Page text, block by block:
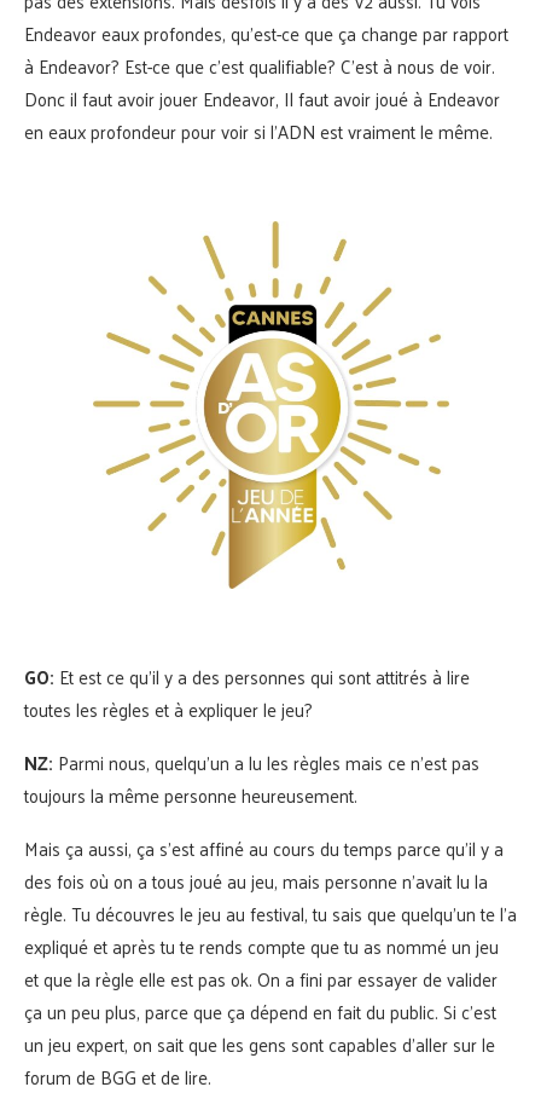
Endeavor eaux profondes, qu’est-ce que ça change par rapport
à Endeavor? Est-ce que c’est qualifiable? C’est à nous de voir.
Donc il faut avoir jouer Endeavor, Il faut avoir joué à Endeavor
en eaux profondeur pour voir si l’ADN est vraiment le même.
GO: Et est ce qu’il y a des personnes qui sont attitrés à lire
toutes les règles et à expliquer le jeu?
NZ: Parmi nous, quelqu’un a lu les règles mais ce n’est pas
toujours la même personne heureusement.
Mais ça aussi, ça s’est affiné au cours du temps parce qu’il y a
des fois où on a tous joué au jeu, mais personne n’avait lu la
règle. Tu découvres le jeu au festival, tu sais que quelqu’un te l’a
expliqué et après tu te rends compte que tu as nommé un jeu
et que la règle elle est pas ok. On a fini par essayer de valider
ça un peu plus, parce que ça dépend en fait du public. Si c’est
un jeu expert, on sait que les gens sont capables d’aller sur le
forum de BGG et de lire.